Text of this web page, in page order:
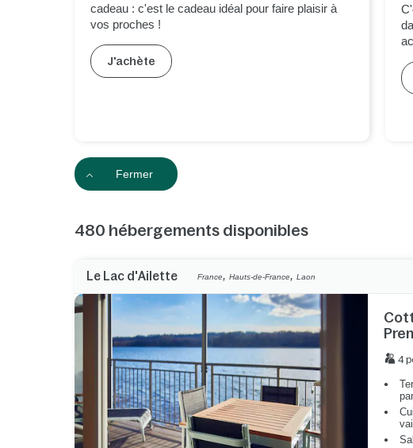
cadeau : c'est le cadeau idéal pour faire plaisir à
vos proches !
J'achète
C
Fermer
480 hébergements disponibles
Le Lac d'Ailette France,Hauts-de-France,Laon
4